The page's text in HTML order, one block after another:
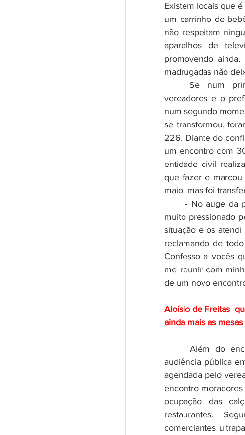
Existem locais que
um carrinho de
não respeitam
aparelhos de
promovendo
madrugadas não
vereadores e o
num segundo
se transformou,
226. Diante do
um encontro com
entidade civil
que fazer e
maio, mas foi
	- No auge da pandemia, com tudo fechado e muita gente falindo, fui
muito pressionado
situação e os
reclamando de
Confesso a vocês
me reunir com
de um novo
Aloísio de Freitas
ainda mais as
audiência pública
agendada pelo
encontro
ocupação das
restaurantes.
comerciantes